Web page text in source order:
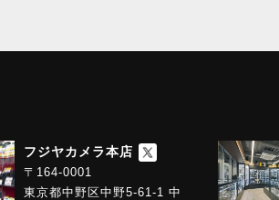
フジヤカメラ本店
〒164-0001
東京都中野区中野5-61-1 中